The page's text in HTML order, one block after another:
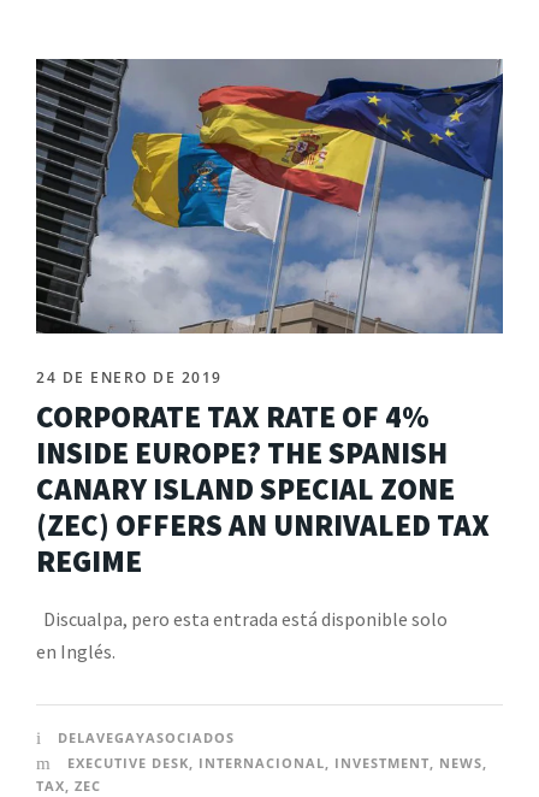
24 DE ENERO DE 2019
CORPORATE TAX RATE OF 4%
INSIDE EUROPE? THE SPANISH
CANARY ISLAND SPECIAL ZONE
(ZEC) OFFERS AN UNRIVALED TAX
REGIME
Discualpa, pero esta entrada está disponible solo
en Inglés.
DELAVEGAYASOCIADOS
EXECUTIVE DESK, INTERNACIONAL, INVESTMENT, NEWS,
TAX, ZEC